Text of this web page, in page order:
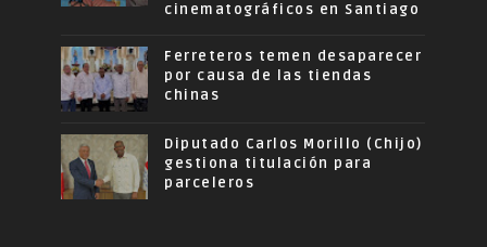
cinematográficos en Santiago
Ferreteros temen desaparecer
por causa de las tiendas
chinas
Diputado Carlos Morillo (Chijo)
gestiona titulación para
parceleros